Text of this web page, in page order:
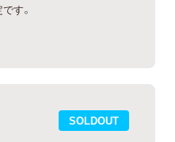
す。
SOLDOUT